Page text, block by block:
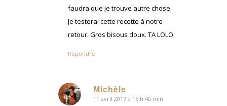
faudra que je trouve autre chose.
Je testerai cette recette à notre
retour. Gros bisous doux. TA LOLO
Répondre
Michèle
dit
11 avril 2017 à 16 h 40 min